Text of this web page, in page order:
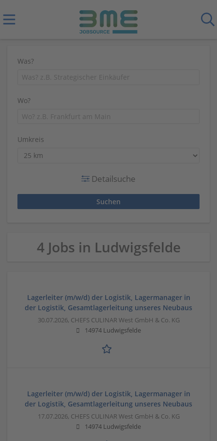
Was?
Wo?
Umkreis
Detailsuche
4 Jobs in Ludwigsfelde
Lagerleiter (m/w/d) der Logistik, Lagermanager in
der Logistik, Gesamtlagerleitung unseres Neubaus
30.07.2026, CHEFS CULINAR West GmbH & Co. KG
14974 Ludwigsfelde
Lagerleiter (m/w/d) der Logistik, Lagermanager in
der Logistik, Gesamtlagerleitung unseres Neubaus
17.07.2026, CHEFS CULINAR West GmbH & Co. KG
14974 Ludwigsfelde